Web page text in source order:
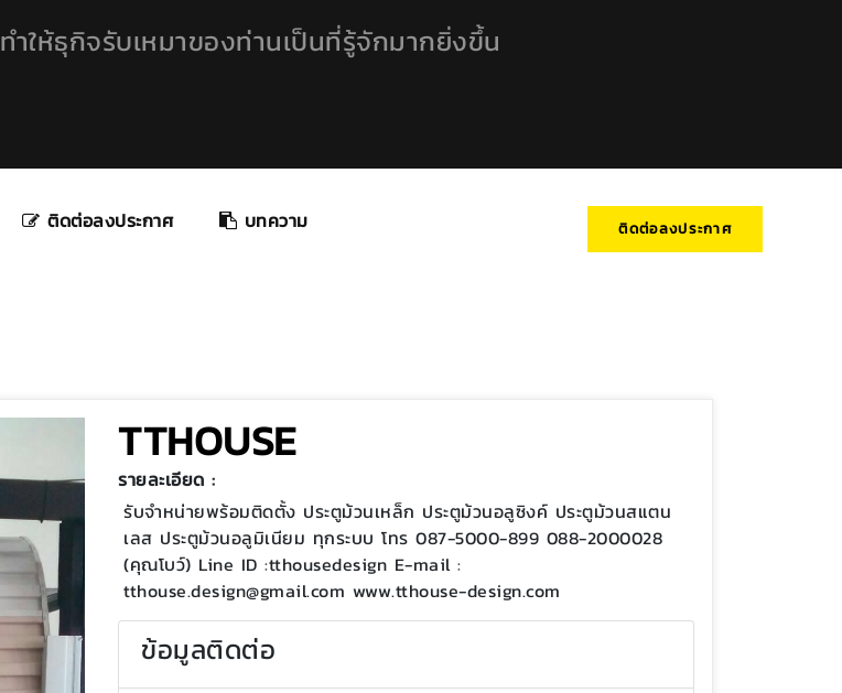
ทำให้ธุกิจรับเหมาของท่านเป็นที่รู้จักมากยิ่งขึ้น
ติดต่อลงประกาศ
ติดต่อลงประกาศ บทความ
TTHOUSE
รายละเอียด :
รับจำหน่ายพร้อมติดตั้ง ประตูม้วนเหล็ก ประตูม้วนอลูซิงค์ ประตูม้วนสแตน
เลส ประตูม้วนอลูมิเนียม ทุกระบบ โทร 087-5000-899 088-2000028
(คุณโบว์) Line ID :tthousedesign E-mail :
tthouse.design@gmail.com www.tthouse-design.com
ข้อมูลติดต่อ